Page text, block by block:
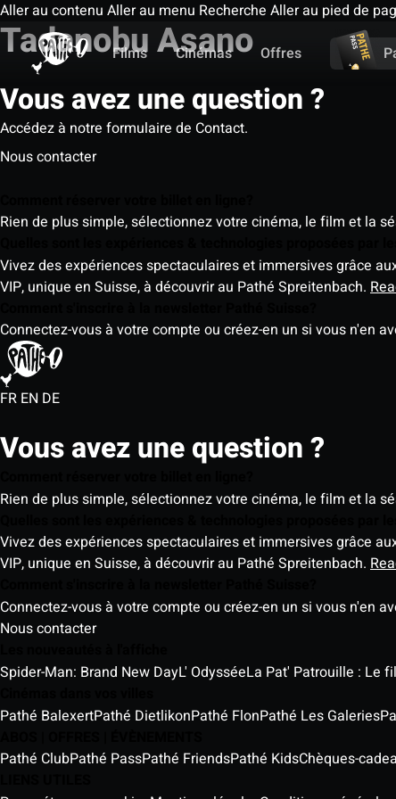
Aller au contenu Aller au menu Recherche Aller au pied de
Films
Cinémas Offres
Tadanobu Asano
Vous avez une question ?
Accédez à notre formulaire de Contact.
Nous contacter
Rien de plus simple, sélectionnez votre cinéma, le film et la
Vivez des expériences spectaculaires et immersives grâce
VIP, unique en Suisse, à découvrir au Pathé Spreitenbach.
Connectez-vous à votre compte ou créez-en un si vous n'en
FR EN DE
Vous avez une question ?
Rien de plus simple, sélectionnez votre cinéma, le film et la
Vivez des expériences spectaculaires et immersives grâce
VIP, unique en Suisse, à découvrir au Pathé Spreitenbach.
Connectez-vous à votre compte ou créez-en un si vous n'en
Nous contacter
Spider-Man: Brand New DayL' OdysséeLa Pat' Patrouille : Le
Pathé BalexertPathé DietlikonPathé FlonPathé Les Galeries
Pathé ClubPathé PassPathé FriendsPathé KidsChèques-